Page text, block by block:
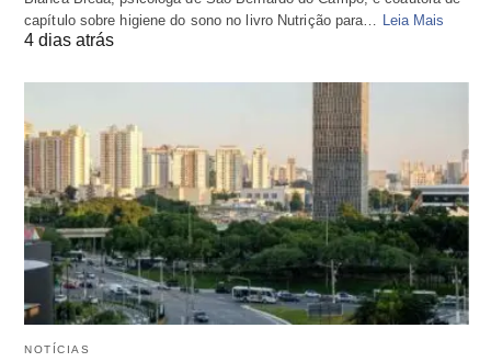
capítulo sobre higiene do sono no livro Nutrição para… Leia Mais
4 dias atrás
NOTÍCIAS